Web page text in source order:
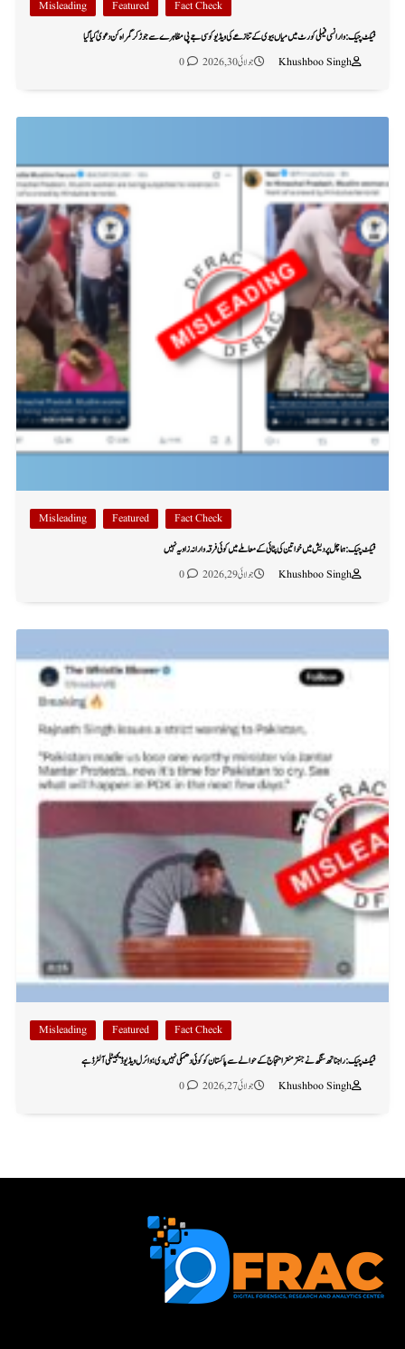
Fact Check
Featured
Misleading
فیکٹ چیک: وارانسی فیملی کورٹ میں میاں بیوی کے تنازعے کی ویڈیو کو سی جے پی مظاہرے سے جوڑ کر گمراہ کن دعویٰ کیا گیا
Khushboo Singh
جولائی 30, 2026 0
Fact Check
Featured
Misleading
فیکٹ چیک: ہماچل پردیش میں خواتین کی پٹائی کے معاملے میں کوئی فرقہ وارانہ زاویہ نہیں
Khushboo Singh
جولائی 29, 2026 0
Fact Check
Featured
Misleading
فیکٹ چیک: راجناتھ سنگھ نے جنتر منتر احتجاج کے حوالے سے پاکستان کو کوئی دھمکی نہیں دی؛ وائرل ویڈیو ڈیجیٹلی آلٹرڈ ہے
Khushboo Singh
جولائی 27, 2026 0